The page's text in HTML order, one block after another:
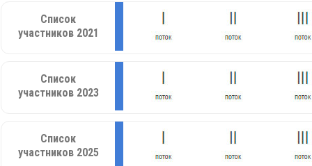
Список
участников 2021
Список
участников 2023
Список
участников 2025